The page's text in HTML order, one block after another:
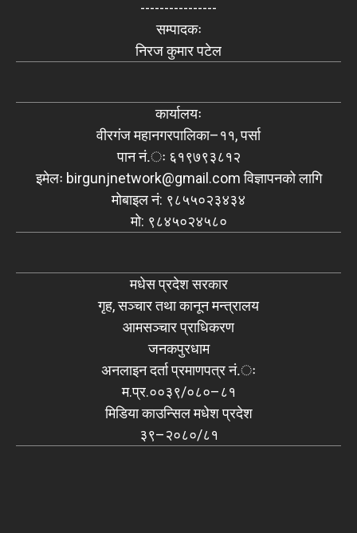
----------------
सम्पादकः
निरज कुमार पटेल
कार्यालयः
वीरगंज महानगरपालिका–११, पर्सा
पान नं.ः ६१९७९३८१२
इमेलः birgunjnetwork@gmail.comविज्ञापनको लागि
मोबाइल नं: ९८५५०२३४३४
मो: ९८४५०२४५८०
मधेस प्रदेश सरकार
गृह, सञ्चार तथा कानून मन्त्रालय
आमसञ्चार प्राधिकरण
जनकपुरधाम
अनलाइन दर्ता प्रमाणपत्र नं.ः
म.प्र.००३९/०८०–८१
मिडिया काउन्सिल मधेश प्रदेश
३९–२०८०/८१